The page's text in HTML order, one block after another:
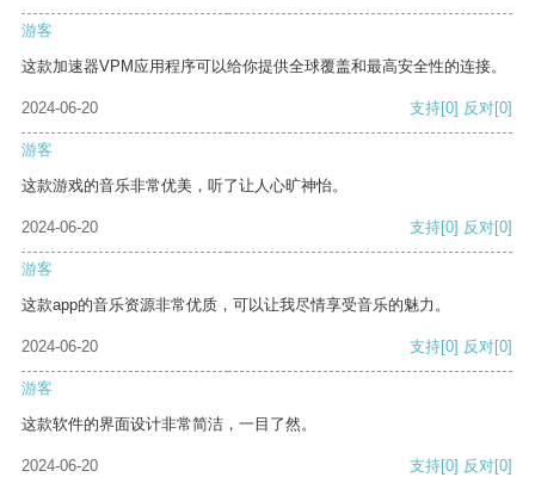
游客
这款加速器VPM应用程序可以给你提供全球覆盖和最高安全性的连接。
2024-06-20 支持[0] 反对[0]
游客
这款游戏的音乐非常优美，听了让人心旷神怡。
2024-06-20 支持[0] 反对[0]
游客
这款app的音乐资源非常优质，可以让我尽情享受音乐的魅力。
2024-06-20 支持[0] 反对[0]
游客
这款软件的界面设计非常简洁，一目了然。
2024-06-20 支持[0] 反对[0]